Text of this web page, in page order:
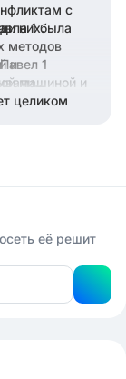
с
них.
1
машиной и
укрепление
создавало
у многих.
1 была
методов
и
целиком
её решит